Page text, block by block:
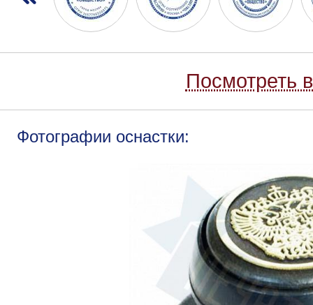
Посмотреть
Фотографии оснастки: